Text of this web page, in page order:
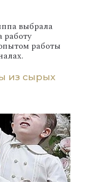
выбрала
работу
работы
из сырых